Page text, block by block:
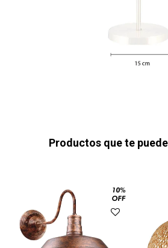
Productos que te